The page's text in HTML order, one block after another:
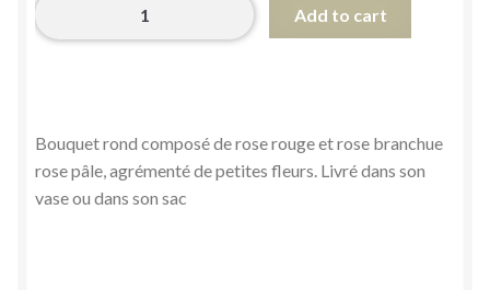
quantity
Add to cart
Bouquet rond composé de rose rouge et rose branchue
rose pâle, agrémenté de petites fleurs. Livré dans son
vase ou dans son sac